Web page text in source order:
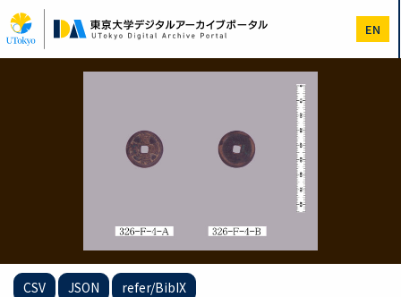
イ
ン
コ
EN
CSV JSON refer/BibIX